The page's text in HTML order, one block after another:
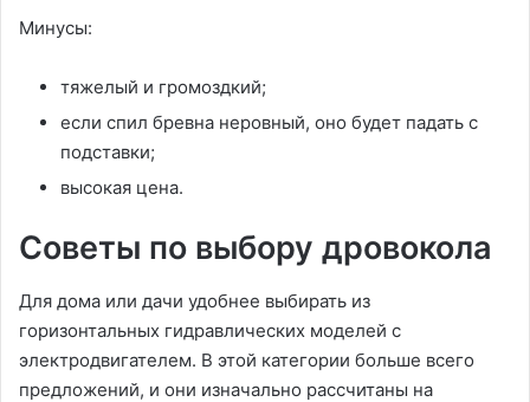
Минусы:
тяжелый и громоздкий;
если спил бревна неровный, оно будет падать с
подставки;
высокая цена.
Советы по выбору дровокола
Для дома или дачи удобнее выбирать из
горизонтальных гидравлических моделей с
электродвигателем. В этой категории больше всего
предложений, и они изначально рассчитаны на